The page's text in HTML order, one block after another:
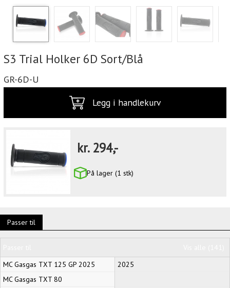
S3 Trial Holker 6D Sort/Blå
GR-6D-U
Legg i handlekurv
kr. 294,-
På lager (1 stk)
Passer til
MC Gasgas TXT 125 GP 2025
2025
MC Gasgas TXT 80